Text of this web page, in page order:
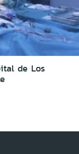
de Los